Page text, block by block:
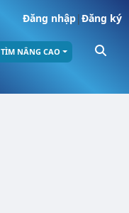
Đăng nhập|Đăng ký
TÌM NÂNG CAO